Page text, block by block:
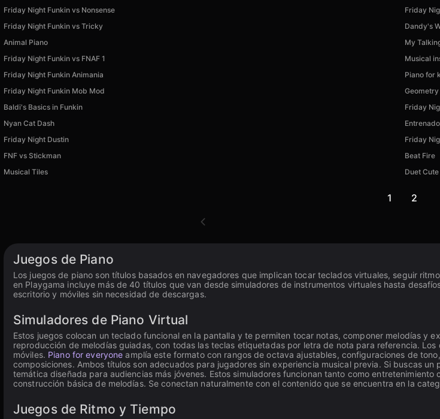
Friday Night Funkin vs Nonsense
Friday
Friday Night Funkin vs Tricky
Dandy's
Animal Piano
My
Friday Night Funkin vs FNAF 1
Musical
Friday Night Funkin Animania
Piano for
Friday Night Funkin Mob Mod
Geometry
Baldi's Basics in Funkin
Friday
Nyan Cat Dash
Friday Night Dustin
Friday
FNF vs Stiсkman
Beat Fire
Musical Tiles Duet
1 2
Juegos de Piano
Los juegos de piano son títulos basados en navegadores que implican tocar teclados virtuales, seguir
en Playgama incluye más de 40 títulos que van desde simuladores de instrumentos virtuales hasta
escritorio y móviles sin necesidad de descargas.
Simuladores de Piano Virtual
Estos juegos colocan un teclado funcional en la pantalla y te permiten tocar notas, componer melodías y
reproducción de melodías guiadas, con todas las teclas etiquetadas por letra de nota para referencia.
móviles. Piano for everyone amplía este formato con rangos de octava ajustables, configuraciones de
composiciones. Ambos títulos son adecuados para jugadores sin experiencia musical previa. Si buscas
temática diseñada para audiencias más jóvenes. Estos simuladores funcionan tanto como
construcción básica de melodías. Se conectan naturalmente con el contenido que se encuentra en la
Juegos de Ritmo y Tiempo